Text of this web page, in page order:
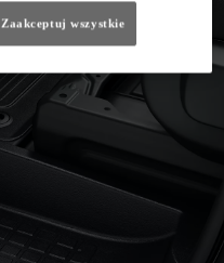
Zaakceptuj wszystkie